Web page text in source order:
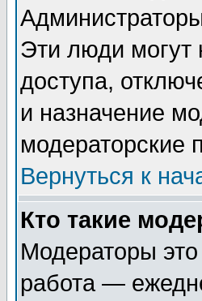
Эти люди могут
доступа,
и назначение
модераторские
Вернуться к
Кто такие
Модераторы это
работа —